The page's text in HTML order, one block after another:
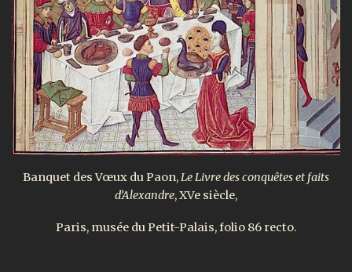
Banquet des Vœux du Paon,Le Livre des conquêtes et faits
d’Alexandre, XVe siècle,
Paris, musée du Petit-Palais, folio 86 recto.